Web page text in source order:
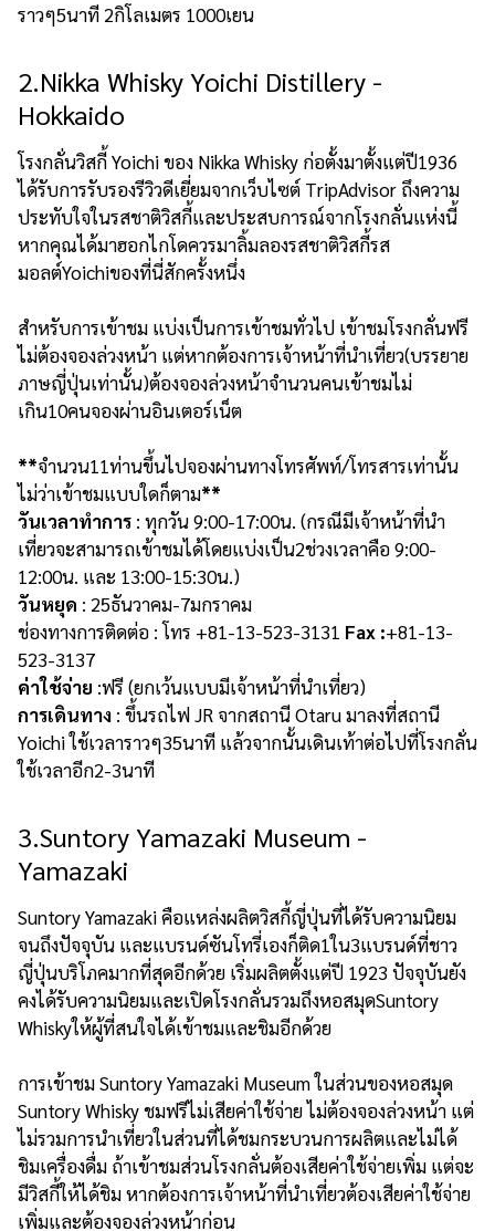
ราวๆ5นาที 2กิโลเมตร 1000เยน
2.Nikka Whisky Yoichi Distillery -
Hokkaido
โรงกลั่นวิสกี้ Yoichi ของ Nikka Whisky ก่อตั้งมาตั้งแต่ปี1936
ได้รับการรับรองรีวิวดีเยี่ยมจากเว็บไซต์ TripAdvisor ถึงความ
ประทับใจในรสชาติวิสกี้และประสบการณ์จากโรงกลั่นแห่งนี้
หากคุณได้มาฮอกไกโดควรมาลิ้มลองรสชาติวิสกี้รส
มอลต์Yoichiของที่นี่สักครั้งหนึ่ง
สำหรับการเข้าชม แบ่งเป็นการเข้าชมทั่วไป เข้าชมโรงกลั่นฟรี
ไม่ต้องจองล่วงหน้า แต่หากต้องการเจ้าหน้าที่นำเที่ยว(บรรยาย
ภาษญี่ปุ่นเท่านั้น)ต้องจองล่วงหน้าจำนวนคนเข้าชมไม่
เกิน10คนจองผ่านอินเตอร์เน็ต
**จำนวน11ท่านขึ้นไปจองผ่านทางโทรศัพท์/โทรสารเท่านั้น
ไม่ว่าเข้าชมแบบใดก็ตาม**
วันเวลาทำการ : ทุกวัน 9:00-17:00น. (กรณีมีเจ้าหน้าที่นำ
เที่ยวจะสามารถเข้าชมได้โดยแบ่งเป็น2ช่วงเวลาคือ 9:00-
12:00น. และ 13:00-15:30น.)
วันหยุด : 25ธันวาคม-7มกราคม
ช่องทางการติดต่อ : โทร +81-13-523-3131 Fax :+81-13-
523-3137
ค่าใช้จ่าย :ฟรี (ยกเว้นแบบมีเจ้าหน้าที่นำเที่ยว)
การเดินทาง : ขึ้นรถไฟ JR จากสถานี Otaru มาลงที่สถานี
Yoichi ใช้เวลาราวๆ35นาที แล้วจากนั้นเดินเท้าต่อไปที่โรงกลั่น
ใช้เวลาอีก2-3นาที
3.Suntory Yamazaki Museum -
Yamazaki
Suntory Yamazaki คือแหล่งผลิตวิสกี้ญี่ปุ่นที่ได้รับความนิยม
จนถึงปัจจุบัน และแบรนด์ซันโทรี่เองก็ติด1ใน3แบรนด์ที่ชาว
ญี่ปุ่นบริโภคมากที่สุดอีกด้วย เริ่มผลิตตั้งแต่ปี 1923 ปัจจุบันยัง
คงได้รับความนิยมและเปิดโรงกลั่นรวมถึงหอสมุดSuntory
Whiskyให้ผู้ที่สนใจได้เข้าชมและชิมอีกด้วย
การเข้าชม Suntory Yamazaki Museum ในส่วนของหอสมุด
Suntory Whisky ชมฟรีไม่เสียค่าใช้จ่าย ไม่ต้องจองล่วงหน้า แต่
ไม่รวมการนำเที่ยวในส่วนที่ได้ชมกระบวนการผลิตและไม่ได้
ชิมเครื่องดื่ม ถ้าเข้าชมส่วนโรงกลั่นต้องเสียค่าใช้จ่ายเพิ่ม แต่จะ
มีวิสกี้ให้ได้ชิม หากต้องการเจ้าหน้าที่นำเที่ยวต้องเสียค่าใช้จ่าย
เพิ่มและต้องจองล่วงหน้าก่อน